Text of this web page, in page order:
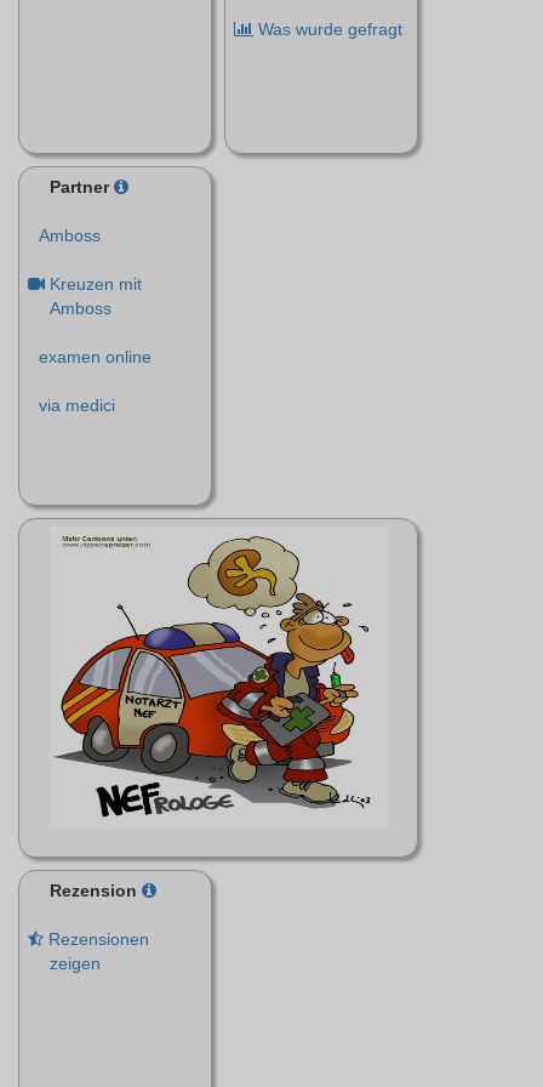
Was wurde gefragt
Partner
Amboss
Kreuzen mit
Amboss
examen online
via medici
Rezension
Rezensionen
zeigen